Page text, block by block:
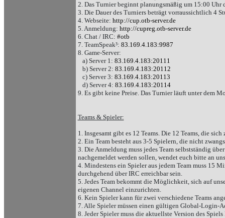
2. Das Turnier beginnt planungsmäßig um 15:00 Uhr
3. Die Dauer des Turniers beträgt vorraussichtlich 4
4. Webseite: http://cup.otb-server.de
5. Anmeldung: http://cupreg.otb-server.de
6. Chat / IRC: #otb
7. TeamSpeak³: 83.169.4.183:9987
8. Game-Server:
a) Server 1: 83.169.4.183:20111
b) Server 2: 83.169.4.183:20112
c) Server 3: 83.169.4.183:20113
d) Server 4: 83.169.4.183:20114
9. Es gibt keine Preise. Das Turnier läuft unter dem
Teams & Spieler:
1. Insgesamt gibt es 12 Teams. Die 12 Teams, die
2. Ein Team besteht aus 3-5 Spielern, die nicht
3. Die Anmeldung muss jedes Team selbstständig
nachgemeldet werden sollen, wendet euch bitte an
4. Mindestens ein Spieler aus jedem Team muss 15
durchgehend über IRC erreichbar sein.
5. Jedes Team bekommt die Möglichkeit, sich auf
eigenen Channel einzurichten.
6. Kein Spieler kann für zwei verschiedene Teams
7. Alle Spieler müssen einen gültigen Global-Login-
8. Jeder Spieler muss die aktuellste Version des